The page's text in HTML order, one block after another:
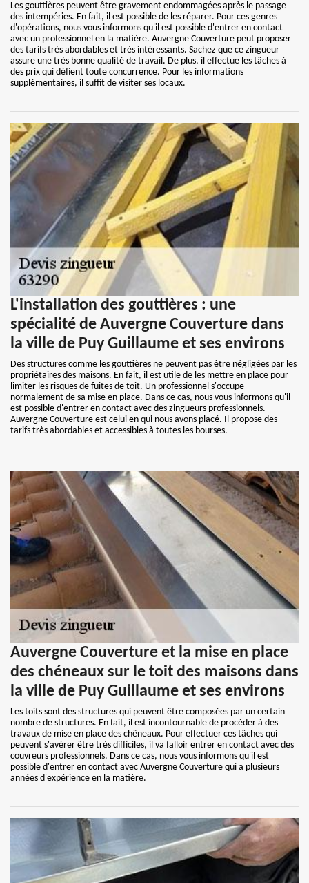
Les gouttières peuvent être gravement endommagées après le passage
des intempéries. En fait, il est possible de les réparer. Pour ces genres
d'opérations, nous vous informons qu'il est possible d'entrer en contact
avec un professionnel en la matière. Auvergne Couverture peut proposer
des tarifs très abordables et très intéressants. Sachez que ce zingueur
assure une très bonne qualité de travail. De plus, il effectue les tâches à
des prix qui défient toute concurrence. Pour les informations
supplémentaires, il suffit de visiter ses locaux.
L'installation des gouttières : une
spécialité de Auvergne Couverture dans
la ville de Puy Guillaume et ses environs
Des structures comme les gouttières ne peuvent pas être négligées par les
propriétaires des maisons. En fait, il est utile de les mettre en place pour
limiter les risques de fuites de toit. Un professionnel s'occupe
normalement de sa mise en place. Dans ce cas, nous vous informons qu'il
est possible d'entrer en contact avec des zingueurs professionnels.
Auvergne Couverture est celui en qui nous avons placé. Il propose des
tarifs très abordables et accessibles à toutes les bourses.
Auvergne Couverture et la mise en place
des chéneaux sur le toit des maisons dans
la ville de Puy Guillaume et ses environs
Les toits sont des structures qui peuvent être composées par un certain
nombre de structures. En fait, il est incontournable de procéder à des
travaux de mise en place des chêneaux. Pour effectuer ces tâches qui
peuvent s'avérer être très difficiles, il va falloir entrer en contact avec des
couvreurs professionnels. Dans ce cas, nous vous informons qu'il est
possible d'entrer en contact avec Auvergne Couverture qui a plusieurs
années d'expérience en la matière.